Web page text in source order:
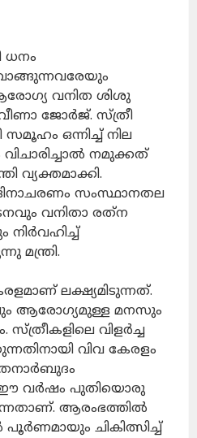
ധനം
വനിത ശിശു
ജോര്‍ജ്. സ്ത്രീ
ഒന്നിച്ച് നില
നമുക്കത്
വ്യക്തമാക്കി.
സംസ്ഥാനതല
വനിതാ രത്‌ന
മന്ത്രി.
ലക്ഷ്യമിടുന്നത്.
ആരോഗ്യമുള്ള മനസും
വിളര്‍ച്ച
വിവ കേരളം
ഈ വര്‍ഷം പുതിയൊരു
ആരംഭത്തില്‍
ചികിത്സിച്ച്